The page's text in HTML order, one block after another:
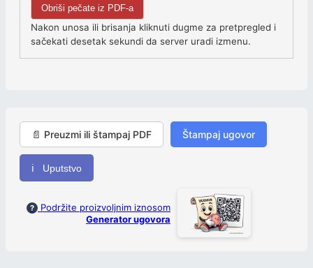
Obriši pečate iz PDF-a
Nakon unosa ili brisanja kliknuti dugme za pretpregled i
sačekati desetak sekundi da server uradi izmenu.
📄 Preuzmi ili štampaj PDF Štampaj ugovor
ℹ Uputstvo
?
Podržite proizvoljnim iznosom
Generator ugovora